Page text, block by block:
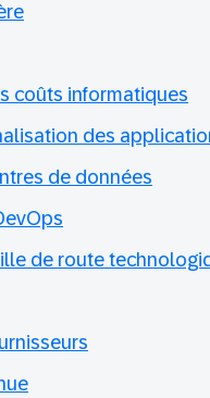
coûts informatiques
des
de données
de route